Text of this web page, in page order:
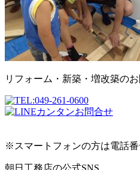
リフォーム・新築・増改築の
※スマートフォンの方は電話番